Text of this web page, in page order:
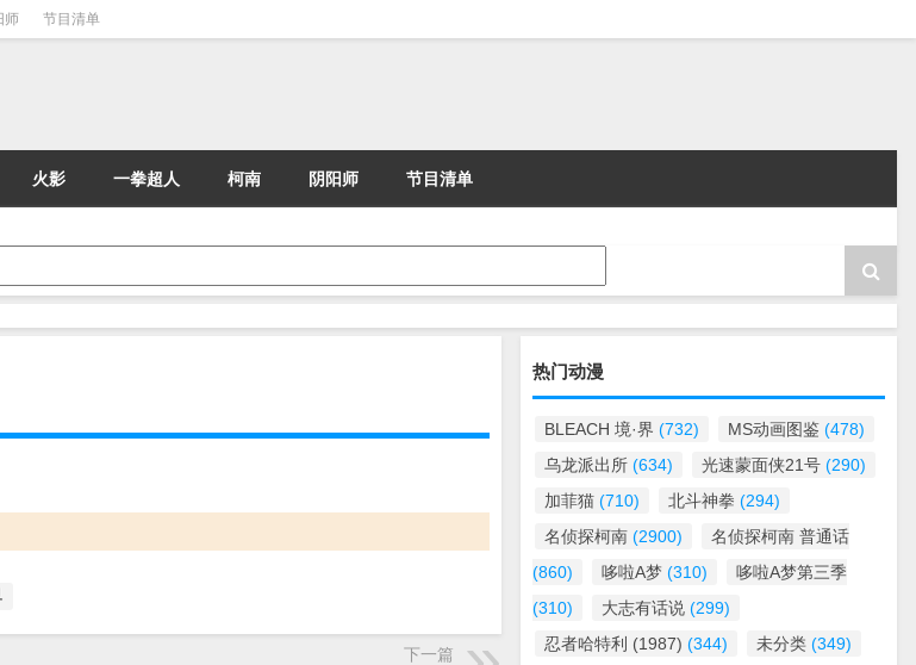
师 节目清单
火影 一拳超人 柯南 阴阳师 节目清单
下一篇
热门动漫
BLEACH 境·界 (732) MS动画图鉴 (478)
乌龙派出所 (634) 光速蒙面侠21号 (290)
加菲猫 (710) 北斗神拳 (294)
名侦探柯南 (2900)
名侦探柯南 普通话
(860)
哆啦A梦 (310)
哆啦A梦第三季
(310)
大志有话说 (299)
忍者哈特利 (1987) (344) 未分类 (349)